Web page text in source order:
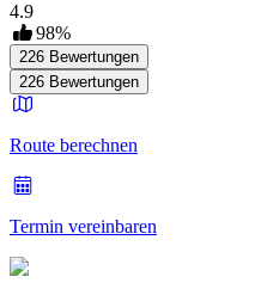
4.9
98%
226 Bewertungen
226 Bewertungen
Route berechnen
Termin vereinbaren